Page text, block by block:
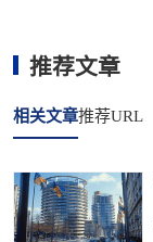
推荐文章
相关文章推荐URL